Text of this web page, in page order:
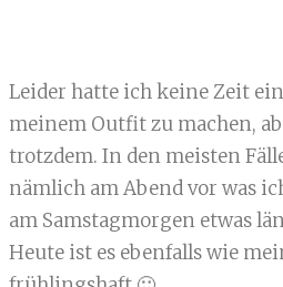
Leider hatte ich keine Zeit
meinem Outfit zu machen,
trotzdem. In den meisten
nämlich am Abend vor was
am Samstagmorgen etwas
Heute ist es ebenfalls wie